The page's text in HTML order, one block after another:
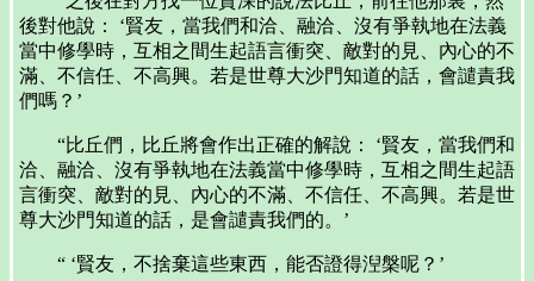
後對他說： ‘賢友，當我們和洽、融洽、沒有爭執地在法義
當中修學時，互相之間生起語言衝突、敵對的見、內心的不
滿、不信任、不高興。若是世尊大沙門知道的話，會譴責我
們嗎？’
“比丘們，比丘將會作出正確的解說： ‘賢友，當我們和
洽、融洽、沒有爭執地在法義當中修學時，互相之間生起語
言衝突、敵對的見、內心的不滿、不信任、不高興。若是世
尊大沙門知道的話，是會譴責我們的。’
“ ‘賢友，不捨棄這些東西，能否證得湼槃呢？’